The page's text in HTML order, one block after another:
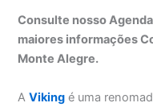
Consulte nosso
maiores informações
Monte Alegre.
AViking é uma